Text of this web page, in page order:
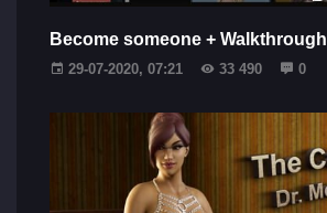
Become someone + Walkthrough
29-07-2020, 07:21 33 490 0